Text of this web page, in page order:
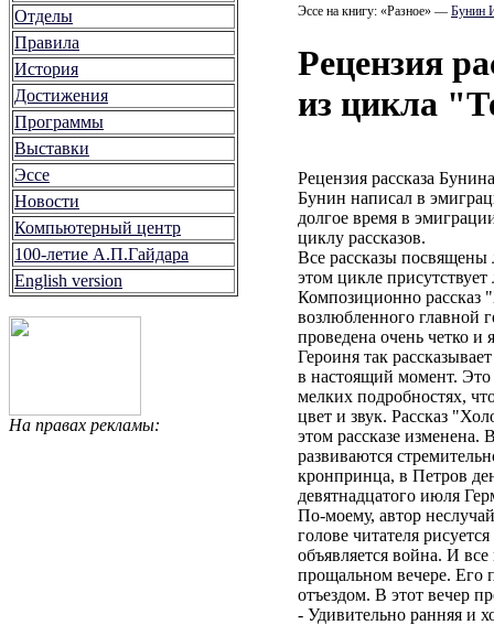
Отделы
Правила
История
Достижения
Программы
Выставки
Эссе
Новости
Компьютерный центр
100-летие А.П.Гайдара
English version
На правах рекламы:
Эссе на книгу: «Разное» — Бунин
Рецензия
из цикла
Рецензия рассказа
Бунин написал в
долгое время в
циклу рассказов.
Все рассказы
этом цикле
Композиционно рассказ
возлюбленного главной
проведена очень четко и
Героиня так
в настоящий момент. Это
мелких подробностях,
цвет и звук. Рассказ
этом рассказе изменена.
развиваются
кронпринца, в Петров
девятнадцатого июля
По-моему, автор
голове читателя
объявляется война. И
прощальном вечере. Его
отъездом. В этот вечер
- Удивительно ранняя и